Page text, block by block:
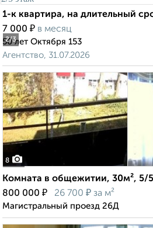
2/3
1-к квартира, на длительный
7 000 ₽ в месяц
50 лет Октября 153
Агентство, 31.07.2026
8
Комната в общежитии, 30м², 5/
800 000 ₽ 26 700 ₽ за м²
Магистральный проезд 26Д